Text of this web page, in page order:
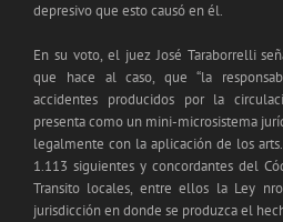
depresivo que esto causó en él.
En su voto, el juez José Taraborrelli
que hace al caso, que “la
accidentes producidos por la
presenta como un mini-microsistema
legalmente con la aplicación de los
1.113 siguientes y concordantes del
Transito locales, entre ellos la Ley
jurisdicción en donde se produzca el